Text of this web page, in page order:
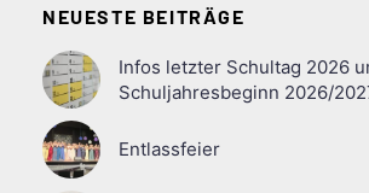
NEUESTE BEITRÄGE
Infos letzter Schultag 2026
Schuljahresbeginn 2026/
Entlassfeier